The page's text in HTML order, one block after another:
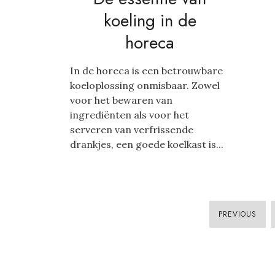
koeling in de
horeca
In de horeca is een betrouwbare
koeloplossing onmisbaar. Zowel
voor het bewaren van
ingrediënten als voor het
serveren van verfrissende
drankjes, een goede koelkast is...
PREVIOUS